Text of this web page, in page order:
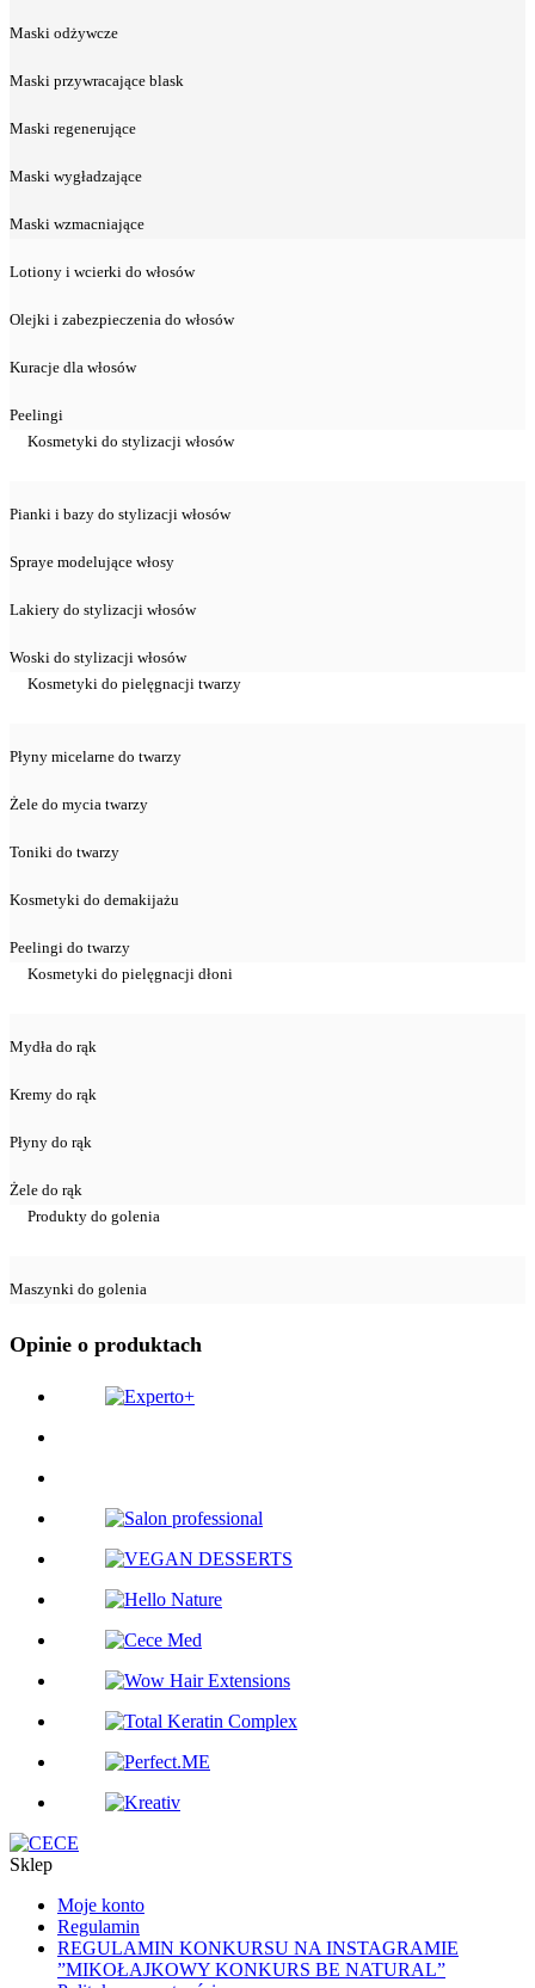
Maski odżywcze
Maski przywracające blask
Maski regenerujące
Maski wygładzające
Maski wzmacniające
Lotiony i wcierki do włosów
Olejki i zabezpieczenia do włosów
Kuracje dla włosów
Peelingi
Kosmetyki do stylizacji włosów
Pianki i bazy do stylizacji włosów
Spraye modelujące włosy
Lakiery do stylizacji włosów
Woski do stylizacji włosów
Kosmetyki do pielęgnacji twarzy
Płyny micelarne do twarzy
Żele do mycia twarzy
Toniki do twarzy
Kosmetyki do demakijażu
Peelingi do twarzy
Kosmetyki do pielęgnacji dłoni
Mydła do rąk
Kremy do rąk
Płyny do rąk
Żele do rąk
Produkty do golenia
Maszynki do golenia
Opinie o produktach
Sklep
Moje konto
Regulamin
REGULAMIN KONKURSU NA INSTAGRAMIE
”MIKOŁAJKOWY KONKURS BE NATURAL”